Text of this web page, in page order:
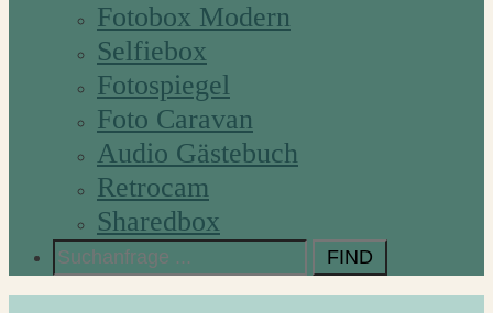
Fotobox Modern
Selfiebox
Fotospiegel
Foto Caravan
Audio Gästebuch
Retrocam
Sharedbox
Search
for: